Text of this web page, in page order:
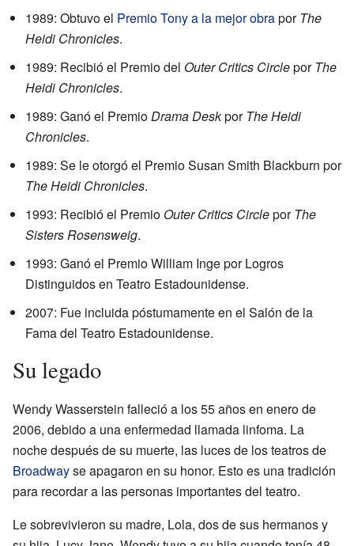
1989: Obtuvo el Premio Tony a la mejor obraporThe
Heidi Chronicles.
1989: Recibió el Premio del Outer Critics CircleporThe
Heidi Chronicles.
1989: Ganó el PremioDrama DeskporThe Heidi
Chronicles.
1989: Se le otorgó el Premio Susan Smith Blackburn por
The Heidi Chronicles.
1993: Recibió el Premio Outer Critics CircleporThe
Sisters Rosensweig.
1993: Ganó el Premio William Inge por Logros
Distinguidos en Teatro Estadounidense.
2007: Fue incluida póstumamente en el Salón de la
Fama del Teatro Estadounidense.
Su legado
Wendy Wasserstein falleció a los 55 años en enero de
2006, debido a una enfermedad llamada linfoma. La
noche después de su muerte, las luces de los teatros de
Broadwayse apagaron en su honor. Esto es una tradición
para recordar a las personas importantes del teatro.
Le sobrevivieron su madre, Lola, dos de sus hermanos y